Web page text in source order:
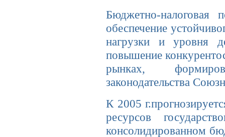
Бюджетно-налоговая
обеспечение
нагрузки и уровня
повышение
рынках,
законодательства
К 2005
ресурсов
консолидированном